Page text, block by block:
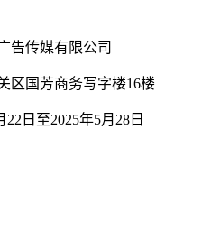
告传媒有限公司
区国芳商务写字楼16楼
22 日至2025年5月 28 日